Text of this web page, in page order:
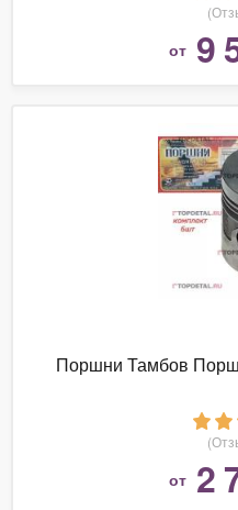
от 9
Поршни Тамбов
от 2